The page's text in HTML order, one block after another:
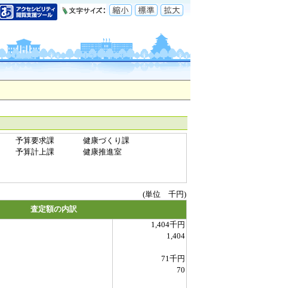
予算要求課
健康づくり課
予算計上課
健康推進室
(単位 千円)
査定額の内訳
1,404千円
1,404
71千円
70